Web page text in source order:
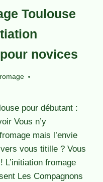
Toulouse
novices
pour débutant :
Vous n’y
mais l’envie
vous titille ? Vous
L’initiation fromage
Les Compagnons